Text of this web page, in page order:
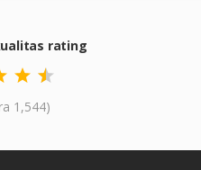
rating
1,544)